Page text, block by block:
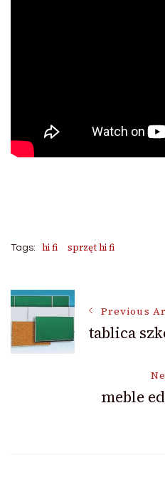
Tags: hi fi sprzęt hi fi
Post
Navigation
Previous
tablica
meble